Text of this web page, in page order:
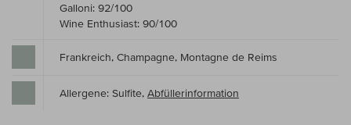
Galloni: 92/100
Wine Enthusiast: 90/100
Frankreich, Champagne, Montagne de Reims
Allergene: Sulfite, Abfüllerinformation